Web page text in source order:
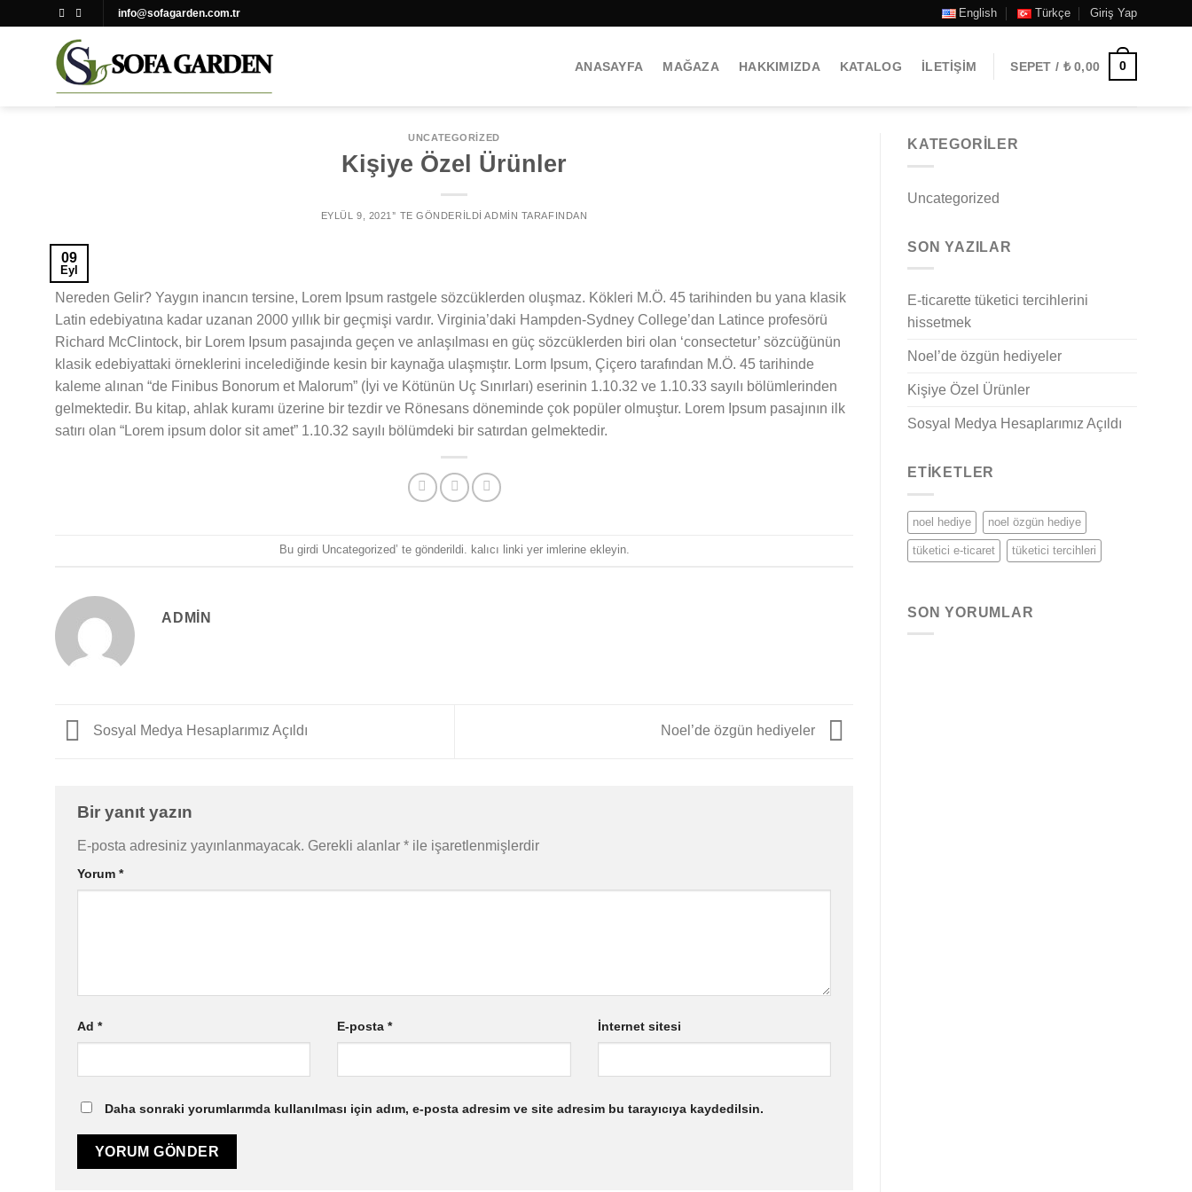
info@sofagarden.com.tr English Türkçe Giriş Yap
ANASAYFA MAĞAZA HAKKIMIZDA KATALOG İLETIŞIM SEPET / ₺0,00 0
UNCATEGORIZED
Kişiye Özel Ürünler
EYLÜL 9, 2021 ’' TE GÖNDERILDI ADMIN TARAFINDAN
09
Eyl
Nereden Gelir? Yaygın inancın tersine, Lorem Ipsum rastgele sözcüklerden oluşmaz. Kökleri M.Ö. 45 tarihinden bu yana klasik
Latin edebiyatına kadar uzanan 2000 yıllık bir geçmişi vardır. Virginia’daki Hampden-Sydney College’dan Latince profesörü
Richard McClintock, bir Lorem Ipsum pasajında geçen ve anlaşılması en güç sözcüklerden biri olan ‘consectetur’ sözcüğünün
klasik edebiyattaki örneklerini incelediğinde kesin bir kaynağa ulaşmıştır. Lorm Ipsum, Çiçero tarafından M.Ö. 45 tarihinde
kaleme alınan “de Finibus Bonorum et Malorum” (İyi ve Kötünün Uç Sınırları) eserinin 1.10.32 ve 1.10.33 sayılı bölümlerinden
gelmektedir. Bu kitap, ahlak kuramı üzerine bir tezdir ve Rönesans döneminde çok popüler olmuştur. Lorem Ipsum pasajının ilk
satırı olan “Lorem ipsum dolor sit amet” 1.10.32 sayılı bölümdeki bir satırdan gelmektedir.
Bu girdi Uncategorized’ te gönderildi. kalıcı linki yer imlerine ekleyin.
ADMIN
Sosyal Medya Hesaplarımız Açıldı Noel’de özgün hediyeler
Bir yanıt yazın
E-posta adresiniz yayınlanmayacak. Gerekli alanlar * ile işaretlenmişlerdir
Yorum *
Ad * E-posta* İnternet sitesi
Daha sonraki yorumlarımda kullanılması için adım, e-posta adresim ve site adresim bu tarayıcıya kaydedilsin.
KATEGORILER
Uncategorized
SON YAZILAR
E-ticarette tüketici tercihlerini
hissetmek
Noel’de özgün hediyeler
Kişiye Özel Ürünler
Sosyal Medya Hesaplarımız Açıldı
ETIKETLER
noel hediye noel özgün hediye
tüketici e-ticaret tüketici tercihleri
SON YORUMLAR